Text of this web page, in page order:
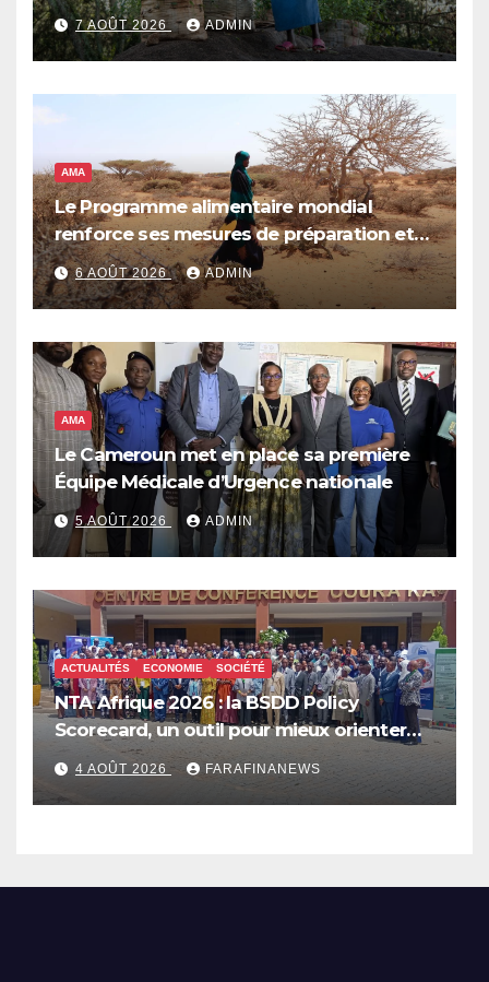
7 AOÛT 2026 ADMIN
AMA
Le Programme alimentaire mondial
renforce ses mesures de préparation et
de réponse face à la menace d’El Niño,
qui pourrait plonger des dizaines de
millions de personnes dans l’insécurité
alimentaire aiguë
6 AOÛT 2026 ADMIN
AMA
Le Cameroun met en place sa première
Équipe Médicale d’Urgence nationale
5 AOÛT 2026 ADMIN
ACTUALITÉS ECONOMIE SOCIÉTÉ
NTA Afrique 2026 : la BSDD Policy
Scorecard, un outil pour mieux orienter
les dépenses publiques
4 AOÛT 2026 FARAFINANEWS